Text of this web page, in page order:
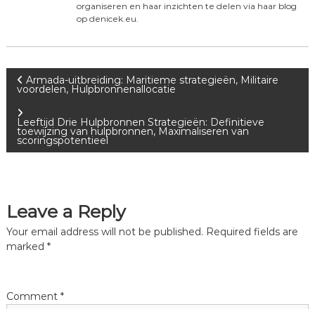
organiseren en haar inzichten te delen via haar blog
op denicek.eu.
P
s
n
a
Armada-uitbreiding: Maritieme strategieën, Militaire
voordelen, Hulpbronnenallocatie
Leeftijd Drie Hulpbronnen Strategieën: Definitieve
toewijzing van hulpbronnen, Maximaliseren van
scoringspotentieel
Leave a Reply
Your email address will not be published. Required fields are
marked *
Comment *